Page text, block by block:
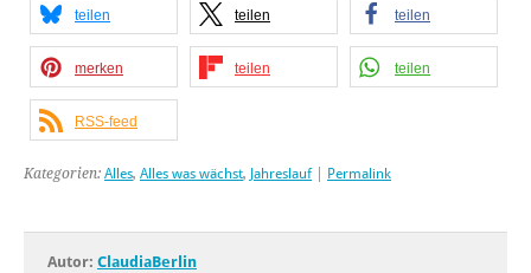
teilen teilen teilen
merken teilen teilen
RSS-feed
Kategorien: Alles, Alles was wächst, Jahreslauf| Permalink
Autor: ClaudiaBerlin